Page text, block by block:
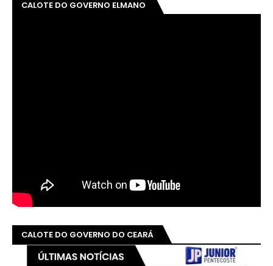
CALOTE DO GOVERNO ELMANO
CALOTE DO GOVERNO DO CEARÁ